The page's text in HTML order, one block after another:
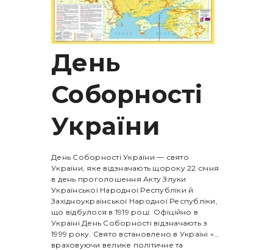
День
Соборності
України
День Соборності України — свято
України, яке відзначають щороку 22 січня
в день проголошення Акту Злуки
Української Народної Республіки й
Західноукраїнської Народної Республіки,
що відбулося в 1919 році. Офіційно в
Україні День Соборності відзначають з
1999 року. Свято встановлено в Україні «…
враховуючи велике політичне та